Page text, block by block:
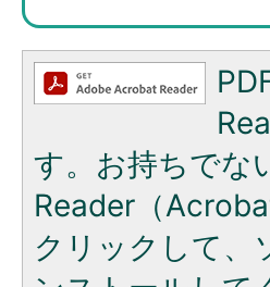
す。お持ちでな
Reader（
クリックして、